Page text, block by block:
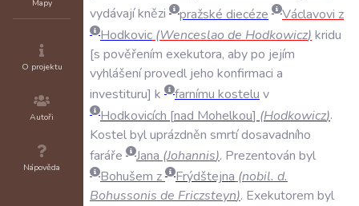
Mapy
O projektu
Autoři
Nápověda
vydávajíknězi pražské diecéze Václavovi z
Hodkovic (Wenceslao de Hodkowicz) kridu
s pověřením exekutora, abypo jejím
vyhlášeníprovedl jeho konfirmaci a
investituru k farnímu kostelu v
Hodkovicích nad Mohelkou (Hodkowicz).
Kostelbyluprázdněn smrtídosavadního
faráře
Jana (Johannis). Prezentován byl
Bohušem z Frýdštejna (nobil. d.
Bohussonis de Friczsteyn). Exekutorem byl